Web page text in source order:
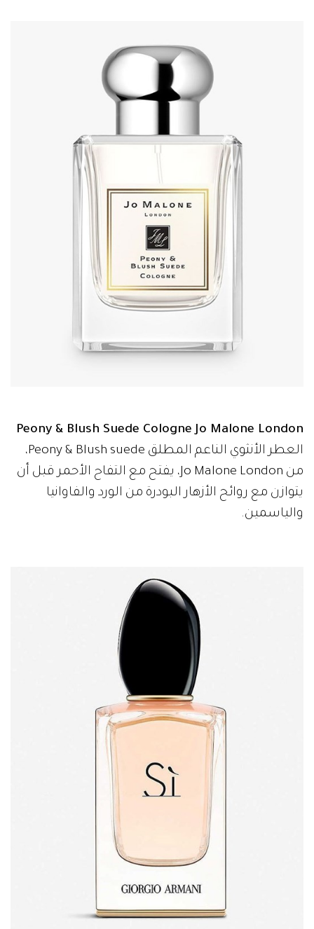
Peony & Blush Suede Cologne Jo Malone London
العطر الأنثوي الناعم المطلق Peony & Blush suede،
من Jo Malone London، يفتح مع التفاح الأحمر قبل أن
يتوازن مع روائح الأزهار البودرة من الورد والفاوانيا
والياسمين.